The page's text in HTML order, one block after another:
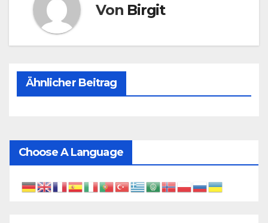
Von Birgit
Ähnlicher Beitrag
Choose A Language